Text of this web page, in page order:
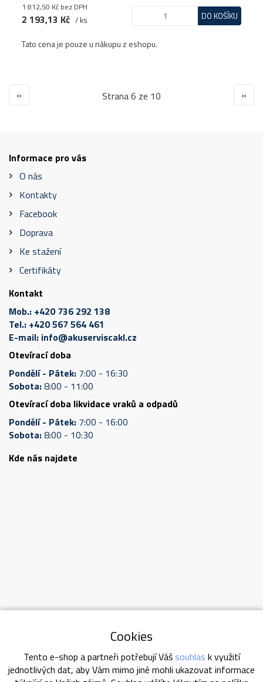
1 812,50 Kč bez DPH
2 193,13 Kč / ks DO KOŠÍKU
Tato cena je pouze u nákupu z eshopu.
« Strana 6 ze 10 »
Informace pro vás
O nás
Kontakty
Facebook
Doprava
Ke stažení
Certifikáty
Kontakt
Mob.: +420 736 292 138
Tel.: +420 567 564 461
E-mail: info@akuserviscakl.cz
Otevírací doba
Pondělí - Pátek: 7:00 - 16:30
Sobota:8:00 - 11:00
Otevírací doba likvidace vraků a odpadů
Pondělí - Pátek: 7:00 - 16:00
Sobota:8:00 - 10:30
Kde nás najdete
Obchodní podmínky
Ochrana osobních údajů
Reklamační podmínky
Cookies
Tento e-shop a partneři potřebují Váš souhlas k využití
jednotlivých dat, aby Vám mimo jiné mohli ukazovat informace